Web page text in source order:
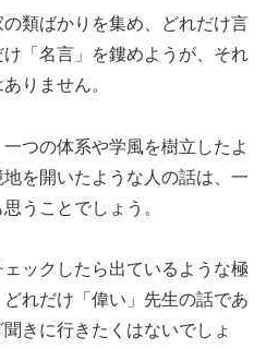
類ばかりを集め、どれだけ言
「名言」を鏤めようが、それ
りません。
つの体系や学風を樹立したよ
を開いたような人の話は、一
うことでしょう。
ックしたら出ているような極
れだけ「偉い」先生の話であ
きに行きたくはないでしょ